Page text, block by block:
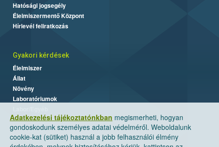
Adatkezelési tájékoztatónkban megismerheti, hogyan
gondoskodunk személyes adatai védelméről. Weboldalunk
cookie-kat (sütiket) használ a jobb felhasználói élmény
Hatósági jogsegély
Élelmiszermentő Központ
Hírlevél feliratkozás
Gyakori kérdések
Élelmiszer
Állat
Növény
Laboratóriumok